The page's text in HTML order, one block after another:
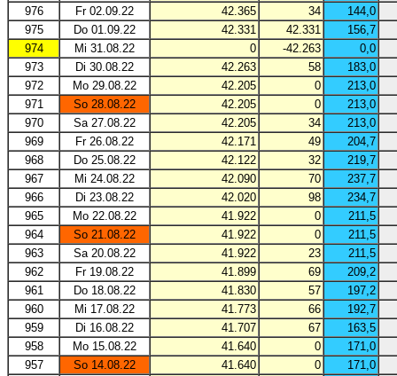
976
Fr 02.09.22 42.365 34
144,0
975
Do 01.09.22 42.331 42.331
156,7
974
Mi 31.08.22 0 -42.263
0,0
973
Di 30.08.22 42.263 58
183,0
972
Mo 29.08.22 42.205 0
213,0
971
So 28.08.22 42.205 0
213,0
970
Sa 27.08.22 42.205 34
213,0
969
Fr 26.08.22 42.171 49
204,7
968
Do 25.08.22 42.122 32
219,7
967
Mi 24.08.22 42.090 70
237,7
966
Di 23.08.22 42.020 98
234,7
965
Mo 22.08.22 41.922 0
211,5
964
So 21.08.22 41.922 0
211,5
963
Sa 20.08.22 41.922 23
211,5
962
Fr 19.08.22 41.899 69
209,2
961
Do 18.08.22 41.830 57
197,2
960
Mi 17.08.22 41.773 66
192,7
959
Di 16.08.22 41.707 67
163,5
958
Mo 15.08.22 41.640 0
171,0
957
So 14.08.22 41.640 0
171,0